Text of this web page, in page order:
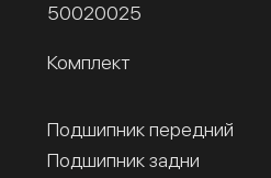
50020025
Комплект
Подшипник передний
Подшипник задни